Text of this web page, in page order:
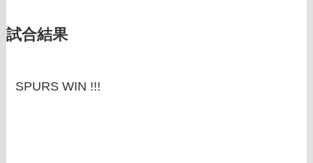
試合結果
SPURS WIN !!!